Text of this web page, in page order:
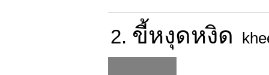
2. ขี้หงุดหงิด